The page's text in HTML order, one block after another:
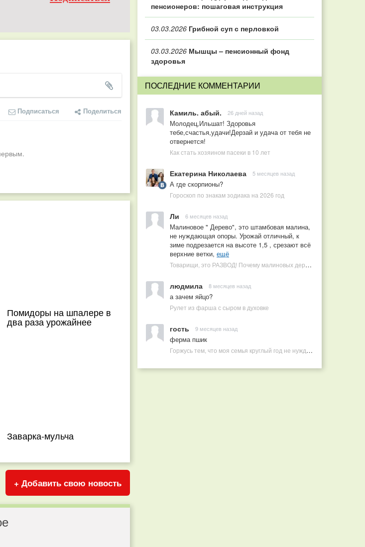
Подписаться Поделиться
Помидоры на шпалере в
два раза урожайнее
Заварка-мульча
+ Добавить свою новость
пенсионеров: пошаговая инструкция
03.03.2026 Грибной суп с перловкой
03.03.2026 Мышцы – пенсионный фонд
здоровья
ПОСЛЕДНИЕ КОММЕНТАРИИ
Камиль. абый. 26 дней назад
Молодец,Ильшат! Здоровья
тебе,счастья,удачи!Дерзай и удача от тебя не
отвернется!
Как стать хозяином пасеки в 10 лет
Екатерина Николаева 5 месяцев назад
А где скорпионы?
Гороскоп по знакам зодиака на 2026 год
Ли 6 месяцев назад
Малиновое " Дерево", это штамбовая малина,
не нуждающая опоры. Урожай отличный, к
зиме подрезается на высоте 1,5 , срезают всё
верхние ветки, ещё
Товарищи, это РАЗВОД! Почему малиновых деревьев не бывает, или Как ушлые продавцы наживаются на мечтах садоводов
людмила 8 месяцев назад
а зачем яйцо?
Рулет из фарша с сыром в духовке
гость 9 месяцев назад
ферма пшик
Горжусь тем, что моя семья круглый год не нуждается в покупных витаминах